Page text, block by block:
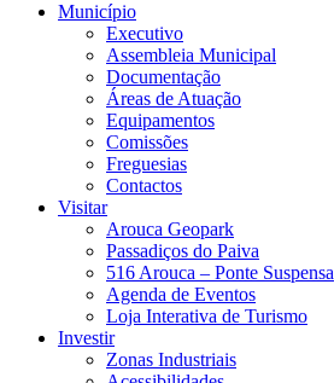
Município
Executivo
Assembleia Municipal
Documentação
Áreas de Atuação
Equipamentos
Comissões
Freguesias
Contactos
Visitar
Arouca Geopark
Passadiços do Paiva
516 Arouca – Ponte Suspensa
Agenda de Eventos
Loja Interativa de Turismo
Investir
Zonas Industriais